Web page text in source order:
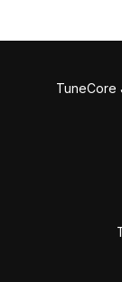
TuneCore